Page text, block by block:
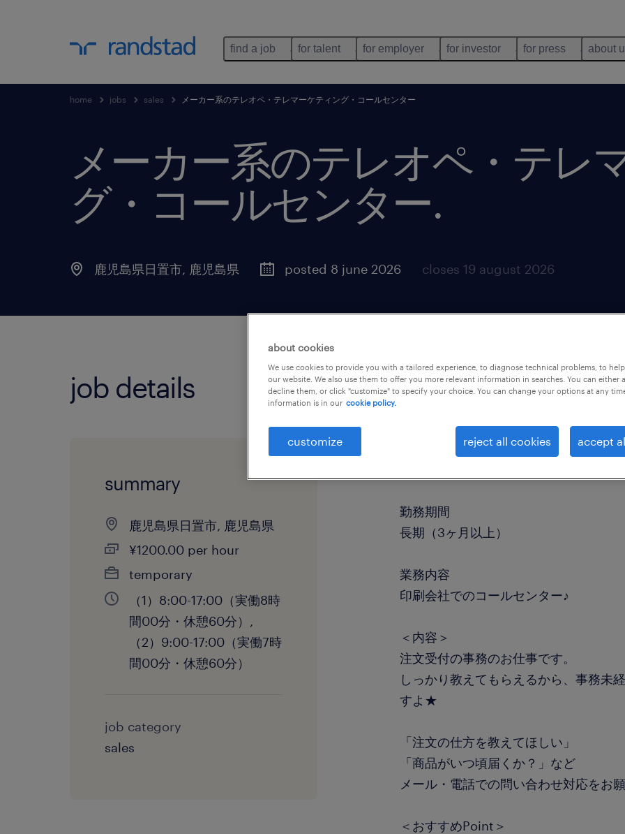
find a job for talent for employer for investor for press about
home jobs sales メーカー系のテレオペ・テレマーケティング・コールセンター
メーカー系のテレオペ・テレ
グ・コールセンター.
鹿児島県日置市, 鹿児島県 posted 8 june 2026 closes 19 august 2026
job details
summary
鹿児島県日置市, 鹿児島県
¥1200.00 per hour
temporary
（1）8:00-17:00（実働8時
間00分・休憩60分）,
（2）9:00-17:00（実働7時
間00分・休憩60分）
job category
sales
勤務期間
長期（3ヶ月以上）
業務内容
印刷会社でのコールセンター♪
＜内容＞
注文受付の事務のお仕事です。
しっかり教えてもらえるから、事務未
すよ★
「注文の仕方を教えてほしい」
「商品がいつ頃届くか？」など
メール・電話での問い合わせ対応をお願
＜おすすめPoint＞
about cookies
We use cookies to provide you with a tailored experience, to diagnose technical problems, to
our website. We also use them to offer you more relevant information in searches. You can either
decline them, or click "customize" to specify your choice. You can change your options at any
information is in our cookie policy.
customize reject all cookies accept